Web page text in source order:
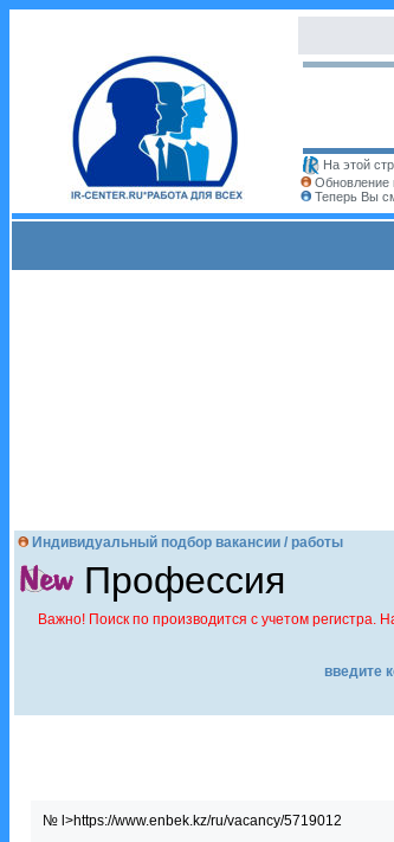
На этой
Обновление
Теперь Вы
Индивидуальный подбор вакансии / работы
Профессия
Важно! Поиск по производится с учетом
введите
№ l>https://www.enbek.kz/ru/vacancy/5719012